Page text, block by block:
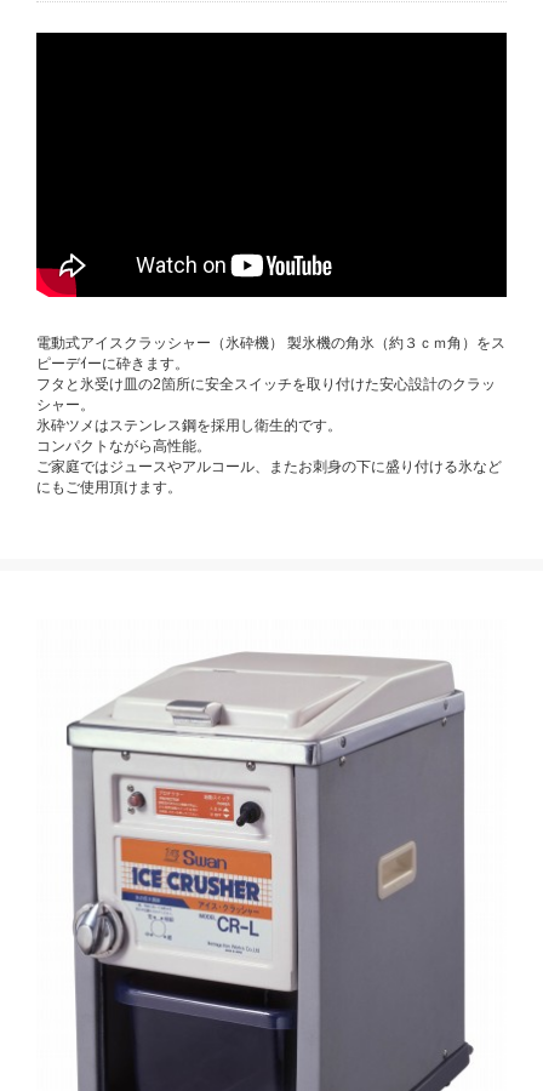
電動式アイスクラッシャー（氷砕機） 製氷機の角氷（約３ｃｍ角）をス
ピーデｲーに砕きます。
フタと氷受け皿の2箇所に安全スイッチを取り付けた安心設計のクラッ
シャー。
氷砕ツメはステンレス鋼を採用し衛生的です。
コンパクトながら高性能。
ご家庭ではジュースやアルコール、またお刺身の下に盛り付ける氷など
にもご使用頂けます。